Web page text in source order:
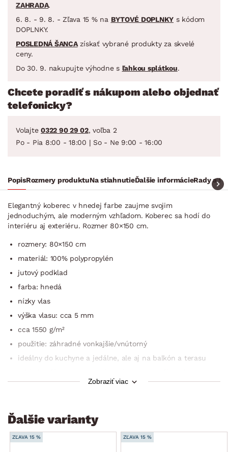
ZAHRADA.
6. 8. - 9. 8. - Zľava 15 % na BYTOVÉ DOPLNKY s kódom
DOPLNKY.
POSLEDNÁ ŠANCAzískať vybrané produkty za skvelé
ceny.
Do 30. 9. nakupujte výhodne s ľahkou splátkou.
Chcete poradiť s nákupom alebo objednať
telefonicky?
Volajte 0322 90 29 02, voľba 2
Po - Pia 8:00 - 18:00 | So - Ne 9:00 - 16:00
PopisRozmery produktuNa stiahnutieĎalšie informácieRady a
Elegantný koberec v hnedej farbe zaujme svojim
jednoduchým, ale moderným vzhľadom. Koberec sa hodí do
interiéru aj exteriéru. Rozmer 80×150 cm.
rozmery: 80×150 cm
materiál: 100% polypropylén
jutový podklad
farba: hnedá
nízky vlas
výška vlasu: cca 5 mm
cca 1550 g/m²
použitie: záhradné vonkajšie/vnútorný
ideálny do kuchyne a jedálne, ale aj na balkón a terasu
strojovo tkané
vhodný na podlahové vykurovanie
test: Oeko-Tex Standard 100
Zobraziť viac
Ďalšie varianty
ZĽAVA 15 % ZĽAVA 15 %